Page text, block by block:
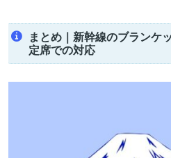
まとめ｜新幹線のブランケ
定席での対応